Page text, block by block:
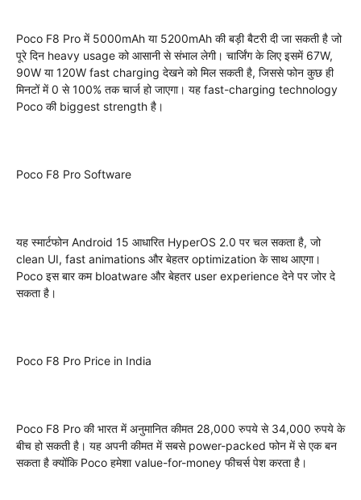
Poco F8 Pro में 5000mAh या 5200mAh की बड़ी बैटरी दी जा सकती है जो
पूरे दिन heavy usage को आसानी से संभाल लेगी। चार्जिंग के लिए इसमें 67W,
90W या 120W fast charging देखने को मिल सकती है, जिससे फोन कुछ ही
मिनटों में 0 से 100% तक चार्ज हो जाएगा। यह fast-charging technology
Poco की biggest strength है।
Poco F8 Pro Software
यह स्मार्टफोन Android 15 आधारित HyperOS 2.0 पर चल सकता है, जो
clean UI, fast animations और बेहतर optimization के साथ आएगा।
Poco इस बार कम bloatware और बेहतर user experience देने पर जोर दे
सकता है।
Poco F8 Pro Price in India
Poco F8 Pro की भारत में अनुमानित कीमत 28,000 रुपये से 34,000 रुपये के
बीच हो सकती है। यह अपनी कीमत में सबसे power-packed फोन में से एक बन
सकता है क्योंकि Poco हमेशा value-for-money फीचर्स पेश करता है।